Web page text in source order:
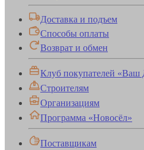
Доставка и подъем
Способы оплаты
Возврат и обмен
Клуб покупателей «Ваш
Строителям
Организациям
Программа «Новосёл»
Поставщикам